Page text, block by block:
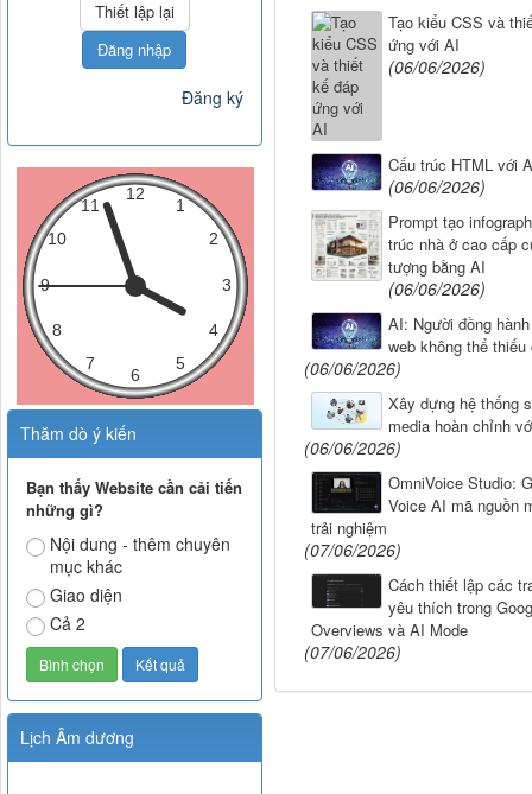
Tạo kiểu CSS và
ứng với AI
(06/06/2026)
Cấu trúc HTML với
(06/06/2026)
Prompt tạo
trúc nhà ở cao cấp
tượng bằng AI
(06/06/2026)
AI: Người đồng
web không thể thiếu
(06/06/2026)
Xây dựng hệ thống
media hoàn chỉnh
(06/06/2026)
OmniVoice Studio:
Voice AI mã nguồn
trải nghiệm
(07/06/2026)
Cách thiết lập các
yêu thích trong
Overviews và AI Mode
(07/06/2026)
Đăng nhập
Đăng ký
Thăm dò ý kiến
Bạn thấy Website cần cải tiến
những gì?
Nội dung - thêm chuyên
mục khác
Giao diện
Cả 2
Lịch Âm dương